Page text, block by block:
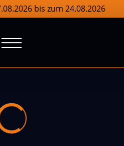
bis zum 24.08.2026